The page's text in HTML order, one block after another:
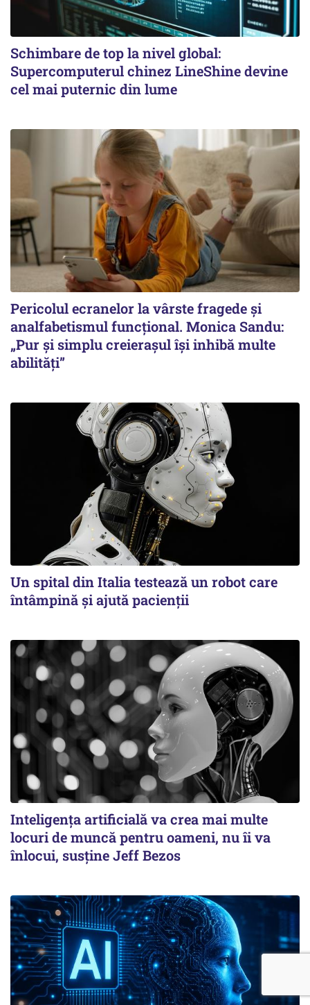
Schimbare de top la nivel global:
Supercomputerul chinez LineShine devine
cel mai puternic din lume
Pericolul ecranelor la vârste fragede și
analfabetismul funcțional. Monica Sandu:
„Pur și simplu creierașul își inhibă multe
abilități”
Un spital din Italia testează un robot care
întâmpină și ajută pacienții
Inteligența artificială va crea mai multe
locuri de muncă pentru oameni, nu îi va
înlocui, susține Jeff Bezos